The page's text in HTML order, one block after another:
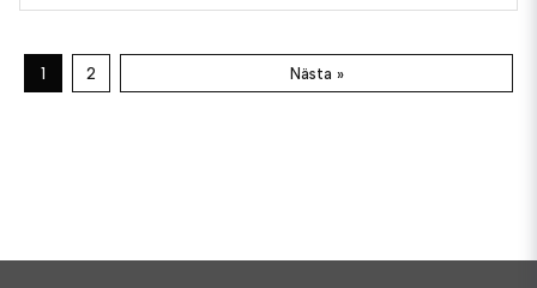
1 2 Nästa »